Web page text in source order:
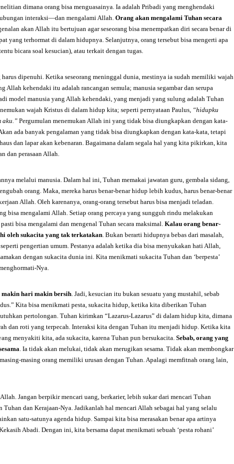
dimana orang bisa menguasainya. Ia adalah Pribadi yang menghendaki
interaksi—dan mengalami Allah. Orang akan mengalami Tuhan secara
akan Allah itu bertujuan agar seseorang bisa menempatkan diri secara benar di
yang terhormat di dalam hidupnya. Selanjutnya, orang tersebut bisa mengerti apa
bicara soal kesucian), atau terkait dengan tugas.
dipenuhi. Ketika seseorang meninggal dunia, mestinya ia sudah memiliki wajah
kehendaki itu adalah rancangan semula; manusia segambar dan serupa
model manusia yang Allah kehendaki, yang menjadi yang sulung adalah Tuhan
wajah Kristus di dalam hidup kita; seperti pernyataan Paulus, “hidupku
aku.” Pergumulan menemukan Allah ini yang tidak bisa diungkapkan dengan kata-
ada banyak pengalaman yang tidak bisa diungkapkan dengan kata-kata, tetapi
dan lapar akan kebenaran. Bagaimana dalam segala hal yang kita pikirkan, kita
dan perasaan Allah.
melalui manusia. Dalam hal ini, Tuhan memakai jawatan guru, gembala sidang,
orang. Maka, mereka harus benar-benar hidup lebih kudus, harus benar-benar
Allah. Oleh karenanya, orang-orang tersebut harus bisa menjadi teladan.
bisa mengalami Allah. Setiap orang percaya yang sungguh rindu melakukan
bisa mengalami dan mengenal Tuhan secara maksimal. Kalau orang benar-
oleh sukacita yang tak terkatakan. Bukan berarti hidupnya bebas dari masalah,
pengertian umum. Pestanya adalah ketika dia bisa menyukakan hati Allah,
dengan sukacita dunia ini. Kita menikmati sukacita Tuhan dan ‘berpesta’
Nya.
makin hari makin bersih. Jadi, kesucian itu bukan sesuatu yang mustahil, sebab
Kita bisa menikmati pesta, sukacita hidup, ketika kita diberikan Tuhan
pertolongan. Tuhan kirimkan “Lazarus-Lazarus” di dalam hidup kita, dimana
dan roti yang terpecah. Interaksi kita dengan Tuhan itu menjadi hidup. Ketika kita
menyakiti kita, ada sukacita, karena Tuhan pun bersukacita. Sebab, orang yang
. Ia tidak akan melukai, tidak akan merugikan sesama. Tidak akan membongkar
masing orang memiliki urusan dengan Tuhan. Apalagi memfitnah orang lain,
Jangan berpikir mencari uang, berkarier, lebih sukar dari mencari Tuhan
dan Kerajaan-Nya. Jadikanlah hal mencari Allah sebagai hal yang selalu
satu-satunya agenda hidup. Sampai kita bisa merasakan benar apa artinya
Abadi. Dengan ini, kita bersama dapat menikmati sebuah ‘pesta rohani’